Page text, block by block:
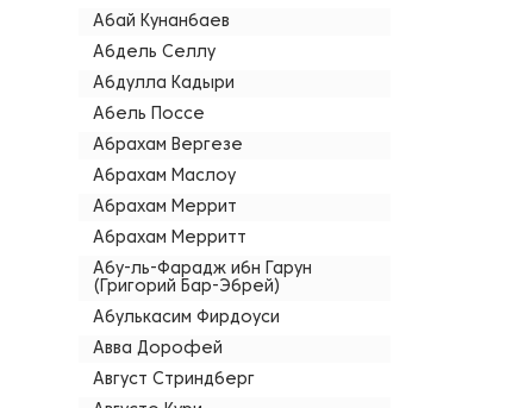
Абай Кунанбаев
Абдель Селлу
Абдулла Кадыри
Абель Поссе
Абрахам Вергезе
Абрахам Маслоу
Абрахам Меррит
Абрахам Мерритт
Абу-ль-Фарадж ибн Гарун
(Григорий Бар-Эбрей)
Абулькасим Фирдоуси
Авва Дорофей
Август Стриндберг